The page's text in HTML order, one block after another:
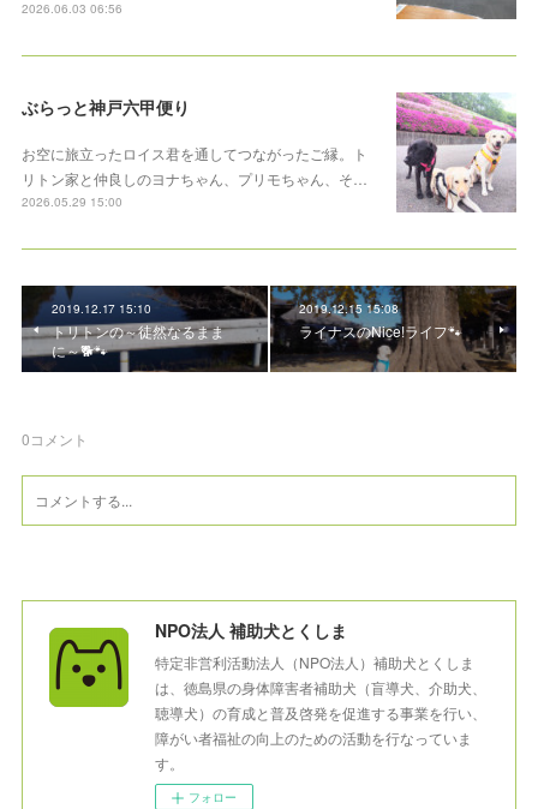
2026.06.03 06:56
ぶらっと神戸六甲便り
お空に旅立ったロイス君を通してつながったご縁。ト
リトン家と仲良しのヨナちゃん、プリモちゃん、そ…
2026.05.29 15:00
2019.12.17 15:10
トリトンの～徒然なるまま
に～🐕🐾
2019.12.15 15:08
ライナスのNice!ライフ🐾
0コメント
NPO法人 補助犬とくしま
特定非営利活動法人（NPO法人）補助犬とくしま
は、徳島県の身体障害者補助犬（盲導犬、介助犬、
聴導犬）の育成と普及啓発を促進する事業を行い、
障がい者福祉の向上のための活動を行なっていま
す。
フォロー